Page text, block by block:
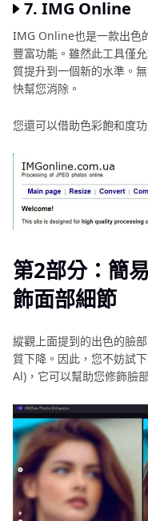
7. IMG Online
IMG Online也是一款出色
豐富功能。雖然此工具僅
質提升到一個新的水準。
快幫您消除。
您還可以借助色彩飽和度
第2部分：簡
飾面部細節
縱觀上面提到的出色的臉
質下降。因此，您不妨試下
Al)，它可以幫助您修飾臉